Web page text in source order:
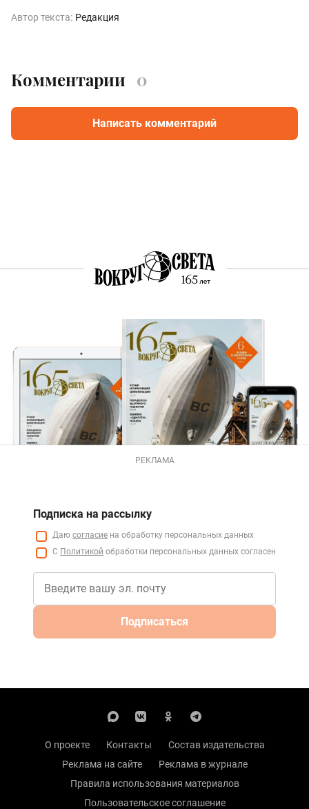
Автор текста: Редакция
Комментарии 0
Написать комментарий
РЕКЛАМА
Подписка на рассылку
Даю согласие на обработку персональных данных
С Политикой обработки персональных данных согласен
Подписаться
О проекте Контакты
Состав издательства
Реклама на сайте
Реклама в журнале
Правила использования материалов
Пользовательское соглашение